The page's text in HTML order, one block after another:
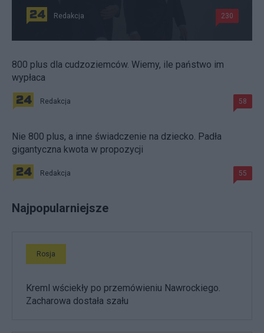
Redakcja 230
800 plus dla cudzoziemców. Wiemy, ile państwo im
wypłaca
Redakcja 58
Nie 800 plus, a inne świadczenie na dziecko. Padła
gigantyczna kwota w propozycji
Redakcja 55
Najpopularniejsze
Rosja
Kreml wściekły po przemówieniu Nawrockiego.
Zacharowa dostała szału